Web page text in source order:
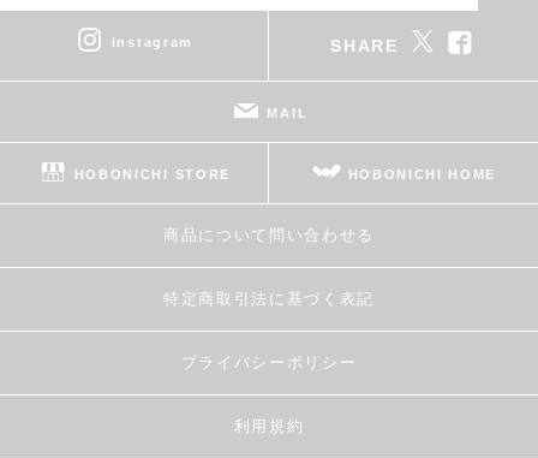
instagram SHARE
MAIL
HOBONICHI STORE HOBONICHI HOME
商品について問い合わせる
特定商取引法に基づく表記
プライバシーポリシー
利用規約